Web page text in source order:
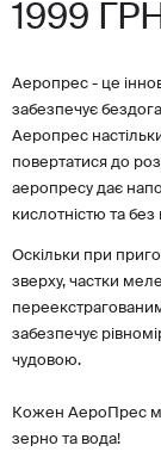
1999
Аеропрес - це
забезпечує
Аеропрес
повертатися до
аеропресу дає
кислотністю та без
Оскільки при
зверху, частки
забезпечує
чудовою.
Кожен АероПрес
зерно та вода!